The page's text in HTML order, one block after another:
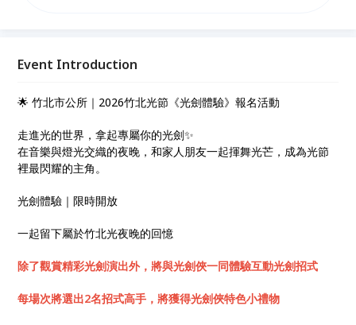
Event Introduction
🌟 竹北市公所｜2026竹北光節《光劍體驗》報名活動
走進光的世界，拿起專屬你的光劍✨
在音樂與燈光交織的夜晚，和家人朋友一起揮舞光芒，成為光節
裡最閃耀的主角。
光劍體驗｜限時開放
一起留下屬於竹北光夜晚的回憶
除了觀賞精彩光劍演出外，將與光劍俠一同體驗互動光劍招式
每場次將選出2名招式高手，將獲得光劍俠特色小禮物